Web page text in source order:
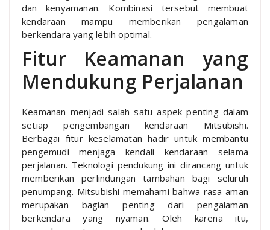
dan kenyamanan. Kombinasi tersebut membuat
kendaraan mampu memberikan pengalaman
berkendara yang lebih optimal.
Fitur Keamanan yang
Mendukung Perjalanan
Keamanan menjadi salah satu aspek penting dalam
setiap pengembangan kendaraan Mitsubishi.
Berbagai fitur keselamatan hadir untuk membantu
pengemudi menjaga kendali kendaraan selama
perjalanan. Teknologi pendukung ini dirancang untuk
memberikan perlindungan tambahan bagi seluruh
penumpang. Mitsubishi memahami bahwa rasa aman
merupakan bagian penting dari pengalaman
berkendara yang nyaman. Oleh karena itu,